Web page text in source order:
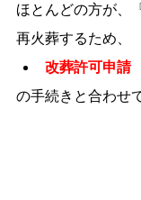
ほとんどの方が、
再火葬するため、
改葬許可申請
の手続きと合わせ